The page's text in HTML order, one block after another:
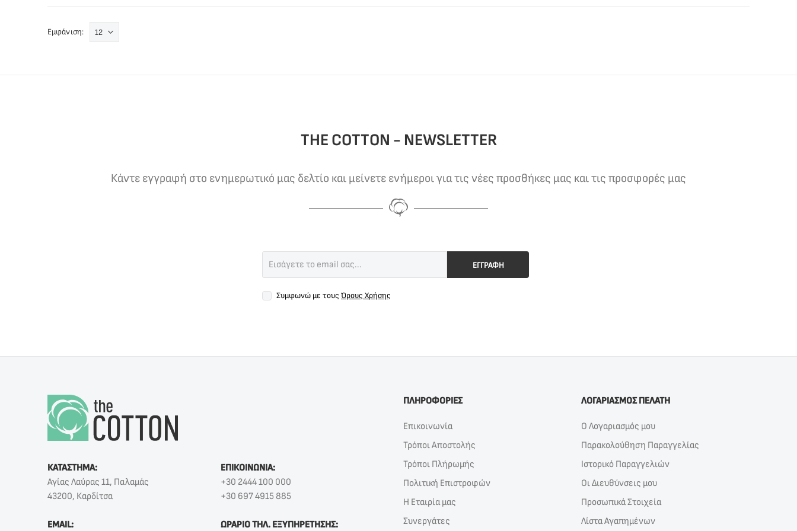
Εμφάνιση:
THE COTTON - NEWSLETTER
Κάντε εγγραφή στο ενημερωτικό μας δελτίο και μείνετε ενήμεροι για τις νέες προσθήκες μας και τις προσφορές μας
ΕΓΓΡΑΦΗ
Συμφωνώ με τους Όρους Χρήσης
ΚΑΤΑΣΤΗΜΑ:
Αγίας Λαύρας 11, Παλαμάς
43200, Καρδίτσα
ΕΠΙΚΟΙΝΩΝΙΑ:
+30 2444 100 000
+30 697 4915 885
EMAIL: ΩΡΑΡΙΟ ΤΗΛ. ΕΞΥΠΗΡΕΤΗΣΗΣ:
ΠΛΗΡΟΦΟΡΙΕΣ
Επικοινωνία
Τρόποι Αποστολής
Τρόποι Πλήρωμής
Πολιτική Επιστροφών
Η Εταιρία μας
Συνεργάτες
ΛΟΓΑΡΙΑΣΜΟΣ ΠΕΛΑΤΗ
Ο Λογαριασμός μου
Παρακολούθηση Παραγγελίας
Ιστορικό Παραγγελιών
Οι Διευθύνσεις μου
Προσωπικά Στοιχεία
Λίστα Αγαπημένων